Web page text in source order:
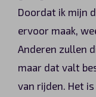
Doordat ik mijn
ervoor maak,
Anderen zullen
maar dat valt
van rijden. Het